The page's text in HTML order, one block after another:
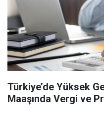
Türkiye’de Yüksek
Maaşında Vergi ve